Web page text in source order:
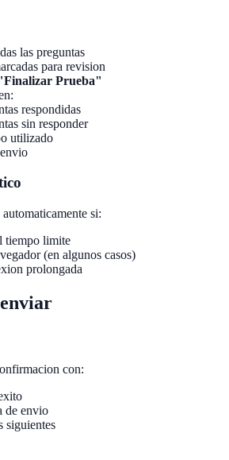
las preguntas
para revision
Prueba"
respondidas
sin responder
utilizado
si:
tiempo limite
(en algunos casos)
prolongada
con:
de envio
siguientes